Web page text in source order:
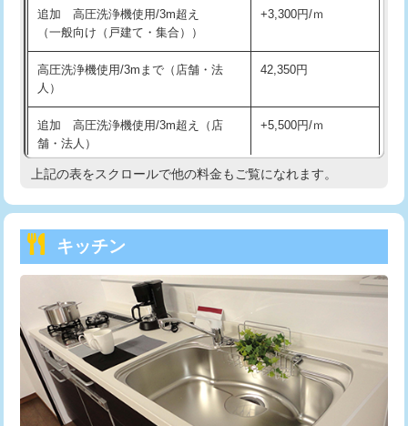
交換・取付（その他部品） 11,000円+材料費
持込商品取付（単水栓） 13,200円
持込商品取付（混合水栓）
持込商品取付（浄水器・分岐水栓） 16,500円
持込商品取付（温水洗浄便座） 22,000円
持込商品取付（普通便座⇔温水洗浄便
22,000円
給水管工事※（ホール加工)
給水管工事※（バンド止め) 3,300円
給水管工事※（支持金具設置) 5,500円
給水管工事※（保温材使用（バンド止
め込み）)
5,500円
追加 高圧洗浄機使用/3m超え
（一般向け（戸建て・集合））
+3,300円/ｍ
高圧洗浄機使用/3mまで（店舗・法
人）
42,350円
追加 高圧洗浄機使用/3m超え（店
舗・法人）
+5,500円/ｍ
高度高圧洗浄換 現地調査
トーラー機使用/3mまで
追加トーラー機使用/3m超え +3,300円
カメラ調査 33,000円
桝清掃 8,800円
止水・漏水調査・防水処理・清掃・修
理・調整・分解・加工など（軽作業）
11,000円
上記の表をスクロールで他の料金もご覧になれます。
キッチン